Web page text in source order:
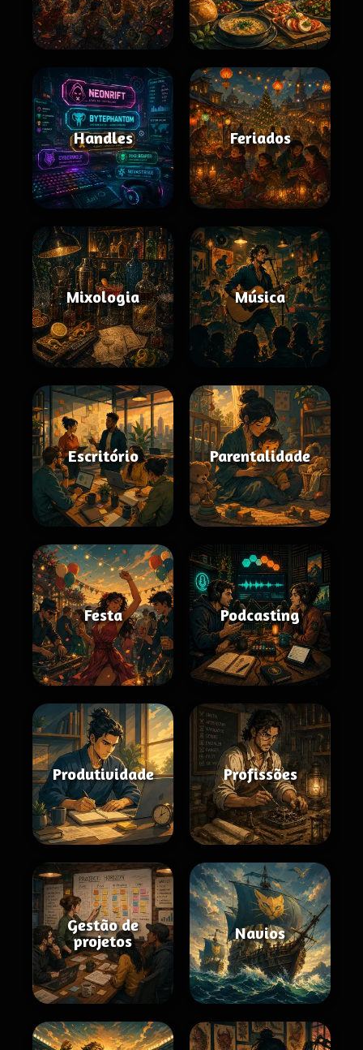
Handles Feriados
Mixologia Música
Escritório Parentalidade
Festa Podcasting
Produtividade Profissões
Gestão de
projetos
Navios